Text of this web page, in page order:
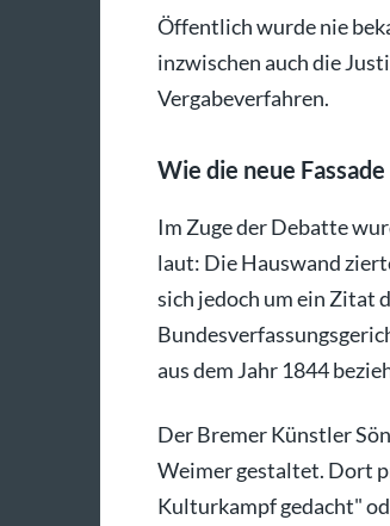
Öffentlich wurde nie
inzwischen auch die
Vergabeverfahren.
Wie die neue
Im Zuge der Debatte
laut: Die Hauswand
sich jedoch um ein Zitat
aus dem Jahr 1844
Der Bremer Künstler
Weimer gestaltet. Dort
Kulturkampf gedacht"